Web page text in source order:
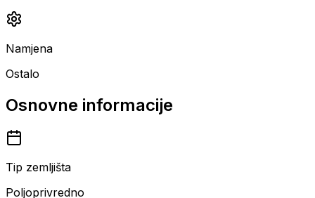
Namjena
Ostalo
Osnovne informacije
Tip zemljišta
Poljoprivredno